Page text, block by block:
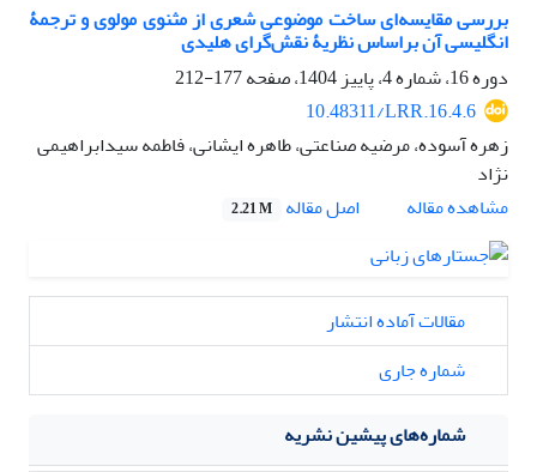
بررسی مقایسه‌ای ساخت موضوعی شعری از مثنوی مولوی و ترجمۀ
انگلیسی آن براساس نظریۀ نقش‌گرای هلیدی
دوره 16، شماره 4، پاییز 1404، صفحه
177-212
10.48311/LRR.16.4.6
زهره آسوده، مرضیه صناعتی، طاهره ایشانی، فاطمه سیدابراهیمی
نژاد
مشاهده مقاله
اصل مقاله 2.21 M
مقالات آماده انتشار
شماره جاری
شماره‌های پیشین نشریه